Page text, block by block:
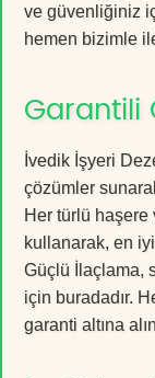
ve güvenliğiniz
hemen bizimle
Garantili
İvedik İşyeri
çözümler
Her türlü haşere
kullanarak, en
Güçlü İlaçlama,
için buradadır.
garanti altına